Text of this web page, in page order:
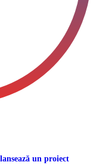
un proiect